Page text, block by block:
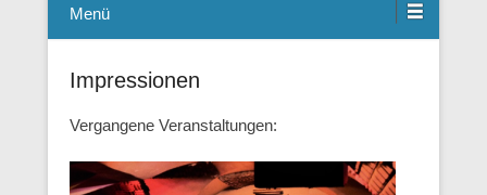
Menü
Impressionen
Vergangene Veranstaltungen: